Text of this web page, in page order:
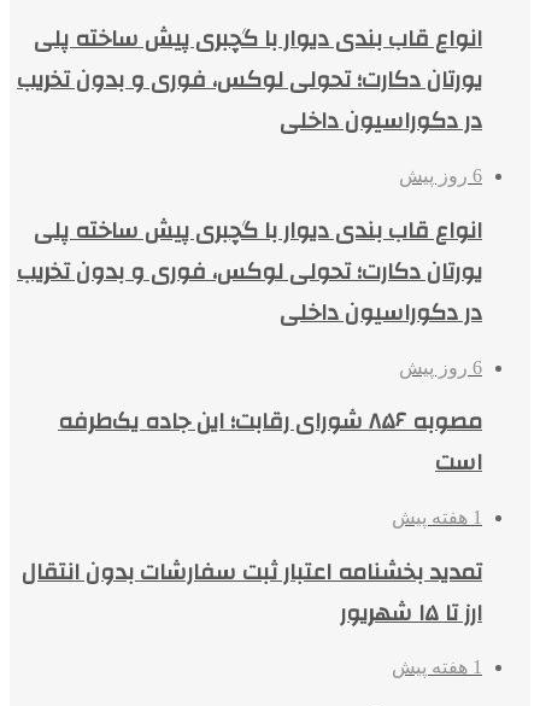
انواع قاب بندی دیوار با گچبری پیش ساخته پلی
یورتان دکارت؛ تحولی لوکس، فوری و بدون تخریب
در دکوراسیون داخلی
6 روز پیش
انواع قاب بندی دیوار با گچبری پیش ساخته پلی
یورتان دکارت؛ تحولی لوکس، فوری و بدون تخریب
در دکوراسیون داخلی
6 روز پیش
مصوبه ۸۵۶ شورای رقابت؛ این جاده یک‌طرفه
است
1 هفته پیش
تمدید بخشنامه اعتبار ثبت سفارشات بدون انتقال
ارز تا ۱۵ شهریور
1 هفته پیش